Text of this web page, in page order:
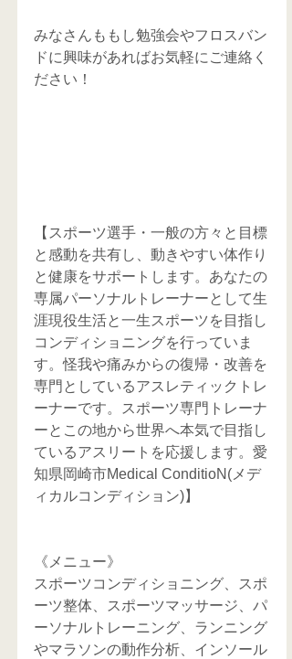
みなさんももし勉強会やフロスバン
ドに興味があればお気軽にご連絡く
ださい！
【スポーツ選手・一般の方々と目標
と感動を共有し、動きやすい体作り
と健康をサポートします。あなたの
専属パーソナルトレーナーとして生
涯現役生活と一生スポーツを目指し
コンディショニングを行っていま
す。怪我や痛みからの復帰・改善を
専門としているアスレティックトレ
ーナーです。スポーツ専門トレーナ
ーとこの地から世界へ本気で目指し
ているアスリートを応援します。愛
知県岡崎市Medical ConditioN(メデ
ィカルコンディション)】
《メニュー》
スポーツコンディショニング、スポ
ーツ整体、スポーツマッサージ、パ
ーソナルトレーニング、ランニング
やマラソンの動作分析、インソール